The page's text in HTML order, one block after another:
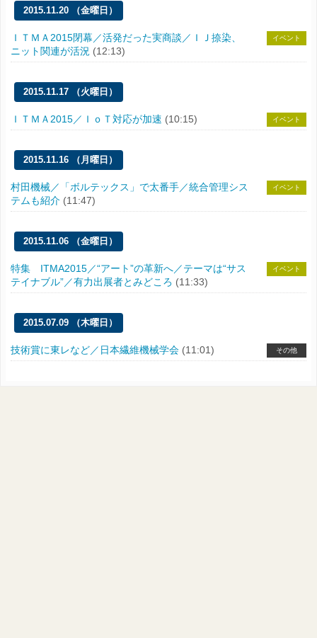
2015.11.20 （金曜日）
ＩＴＭＡ2015閉幕／活発だった実商談／ＩＪ捺染、
ニット関連が活況 (12:13)
イベント
2015.11.17 （火曜日）
ＩＴＭＡ2015／ＩｏＴ対応が加速 (10:15) イベント
2015.11.16 （月曜日）
村田機械／「ボルテックス」で太番手／統合管理シス
テムも紹介 (11:47)
イベント
2015.11.06 （金曜日）
特集 ITMA2015／“アート”の革新へ／テーマは“サス
テイナブル”／有力出展者とみどころ (11:33)
イベント
2015.07.09 （木曜日）
技術賞に東レなど／日本繊維機械学会 (11:01) その他